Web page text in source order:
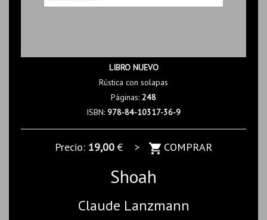
LIBRO NUEVO
Rústica con solapas
Páginas: 248
ISBN: 978-84-10317-36-9
Precio: 19,00€ > COMPRAR
Shoah
Claude Lanzmann